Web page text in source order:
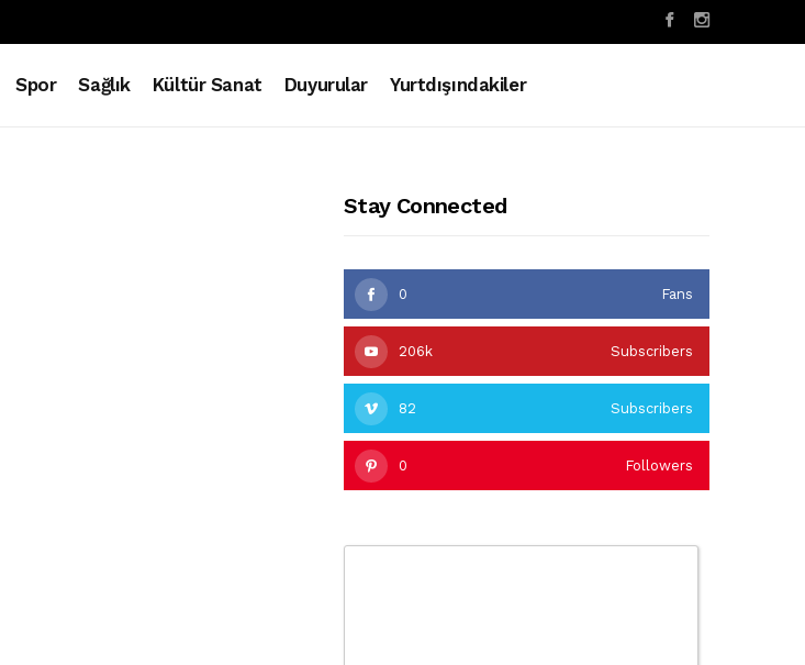
Spor Sağlık Kültür Sanat Duyurular Yurtdışındakiler
Stay Connected
0 Fans
206k Subscribers
82 Subscribers
0 Followers